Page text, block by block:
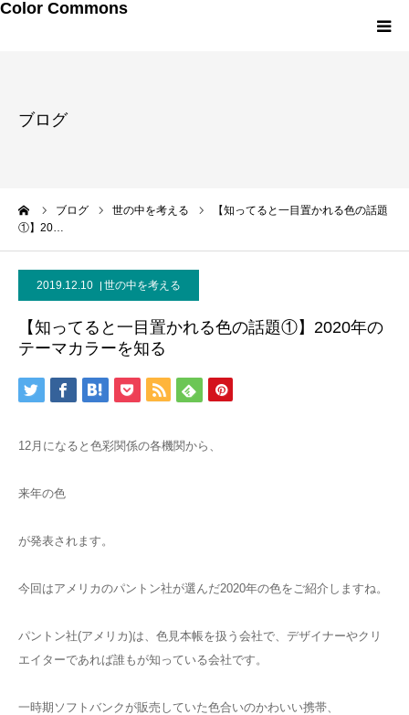
Color Commons
ブログ
ブログ 世の中を考える
【知ってると一目置かれる色の話題
①】20…
2019.12.10 世の中を考える
【知ってると一目置かれる色の話題①】2020年の
テーマカラーを知る
12月になると色彩関係の各機関から、
来年の色
が発表されます。
今回はアメリカのパントン社が選んだ2020年の色をご紹介しますね。
パントン社(アメリカ)は、色見本帳を扱う会社で、デザイナーやクリ
エイターであれば誰もが知っている会社です。
一時期ソフトバンクが販売していた色合いのかわいい携帯、
メルマガ・書籍